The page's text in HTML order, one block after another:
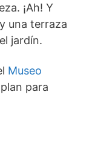
¡Ah! Y
una terraza
jardín.
Museo
para